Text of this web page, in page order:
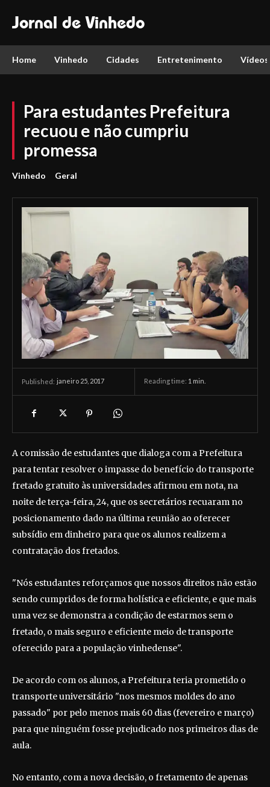
Jornal de Vinhedo
Home Vinhedo Cidades Entretenimento Vídeos
Para estudantes Prefeitura
recuou e não cumpriu
promessa
Vinhedo Geral
Published: janeiro 25, 2017 Reading time: 1 min.
A comissão de estudantes que dialoga com a Prefeitura
para tentar resolver o impasse do benefício do transporte
fretado gratuito às universidades afirmou em nota, na
noite de terça-feira, 24, que os secretários recuaram no
posicionamento dado na última reunião ao oferecer
subsídio em dinheiro para que os alunos realizem a
contratação dos fretados.
"Nós estudantes reforçamos que nossos direitos não estão
sendo cumpridos de forma holística e eficiente, e que mais
uma vez se demonstra a condição de estarmos sem o
fretado, o mais seguro e eficiente meio de transporte
oferecido para a população vinhedense".
De acordo com os alunos, a Prefeitura teria prometido o
transporte universitário "nos mesmos moldes do ano
passado" por pelo menos mais 60 dias (fevereiro e março)
para que ninguém fosse prejudicado nos primeiros dias de
aula.
No entanto, com a nova decisão, o fretamento de apenas